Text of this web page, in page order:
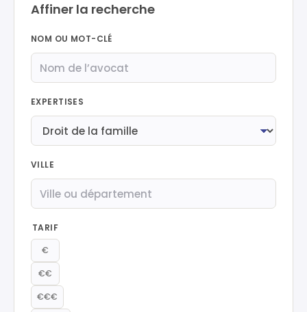
Affiner la recherche
NOM OU MOT-CLÉ
EXPERTISES
VILLE
TARIF
€
€€
€€€